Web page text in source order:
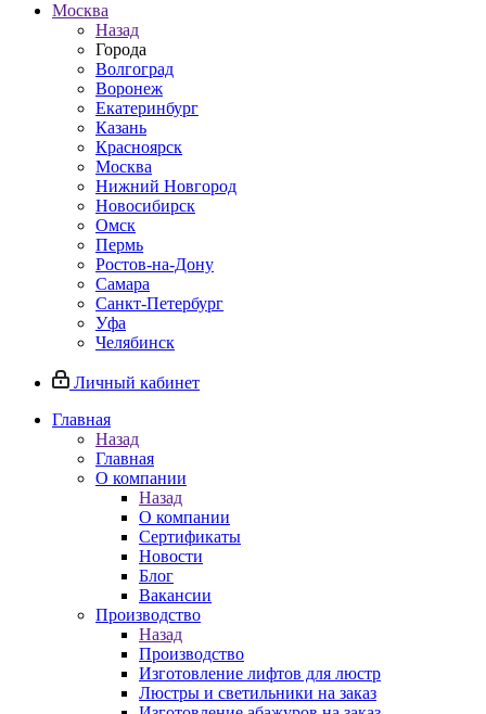
Москва
Назад
Города
Волгоград
Воронеж
Екатеринбург
Казань
Красноярск
Москва
Нижний Новгород
Новосибирск
Омск
Пермь
Ростов-на-Дону
Самара
Санкт-Петербург
Уфа
Челябинск
Личный кабинет
Главная
Назад
Главная
О компании
Назад
О компании
Сертификаты
Новости
Блог
Вакансии
Производство
Назад
Производство
Изготовление лифтов для люстр
Люстры и светильники на заказ